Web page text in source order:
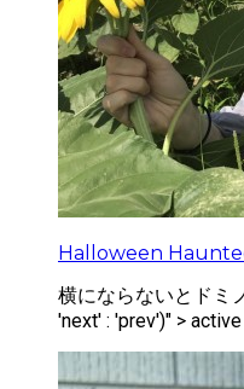
Halloween
横にならないとドミ
'next' : 'prev')" >